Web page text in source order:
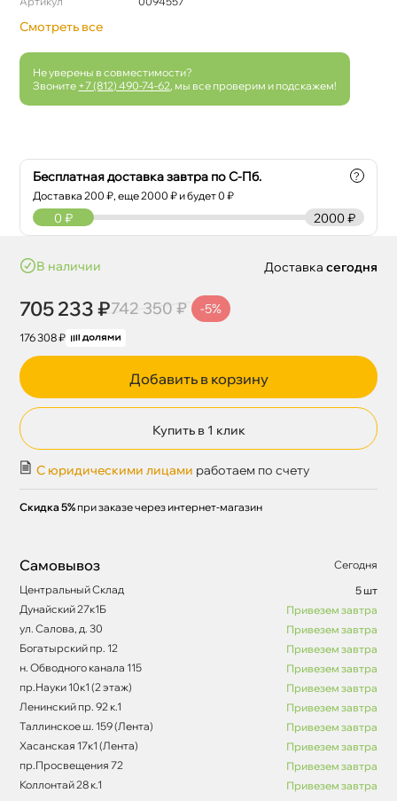
Смотреть все
Не уверены в совместимости?
Звоните +7 (812) 490-74-62 , мы все проверим и подскажем!
Бесплатная доставка завтра по С-Пб.
Доставка200 ₽, еще2000 ₽ и будет 0 ₽
?
2000 ₽
0 ₽
наличии
705 233 ₽742 350 ₽ -5%
176 308 ₽
Доставка сегодня
Добавить в корзину
Купить в 1 клик
С юридическими лицами работаем по счету
Скидка 5% при заказе через интернет-магазин
Самовывоз
Сегодня
Центральный Склад
5 шт
Дунайский 27к1Б
Привезем завтра
ул. Салова, д. 30
Привезем завтра
Богатырский пр. 12
Привезем завтра
н. Обводного канала 115
Привезем завтра
пр.Науки 10к1 (2 этаж)
Привезем завтра
Ленинский пр. 92 к.1
Привезем завтра
Таллинское ш. 159 (Лента)
Привезем завтра
Хасанская 17к1 (Лента)
Привезем завтра
пр.Просвещения 72
Привезем завтра
Коллонтай 28 к.1
Привезем завтра